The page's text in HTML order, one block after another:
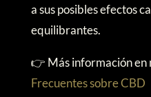
a sus posibles efectos
equilibrantes.
👉 Más información en
Frecuentes sobre CBD